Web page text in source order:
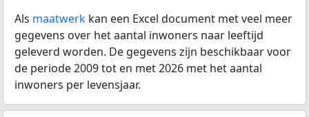
Als maatwerk kan een Excel document met veel meer
gegevens over het aantal inwoners naar leeftijd
geleverd worden. De gegevens zijn beschikbaar voor
de periode 2009 tot en met 2026 met het aantal
inwoners per levensjaar.